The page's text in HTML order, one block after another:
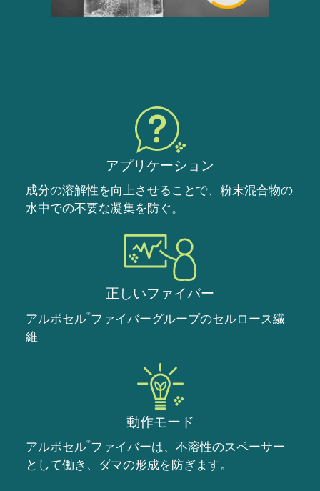
アプリケーション
成分の溶解性を向上させることで、粉末混合物の
水中での不要な凝集を防ぐ。
正しいファイバー
アルボセル®ファイバーグループのセルロース繊
維
動作モード
アルボセル®ファイバーは、不溶性のスペーサー
として働き、ダマの形成を防ぎます。